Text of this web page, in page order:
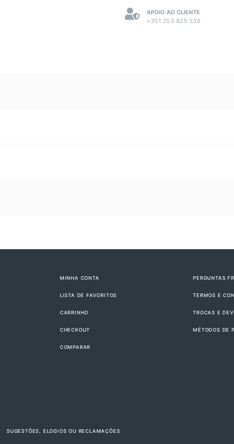
APOIO AO CLIENTE
+351 253 825 536
MINHA CONTA
LISTA DE FAVORITOS
CARRINHO
CHECKOUT
COMPARAR
PERGUNTAS
TERMOS E
TROCAS E
MÉTODOS DE
SUGESTÕES, ELOGIOS OU RECLAMAÇÕES